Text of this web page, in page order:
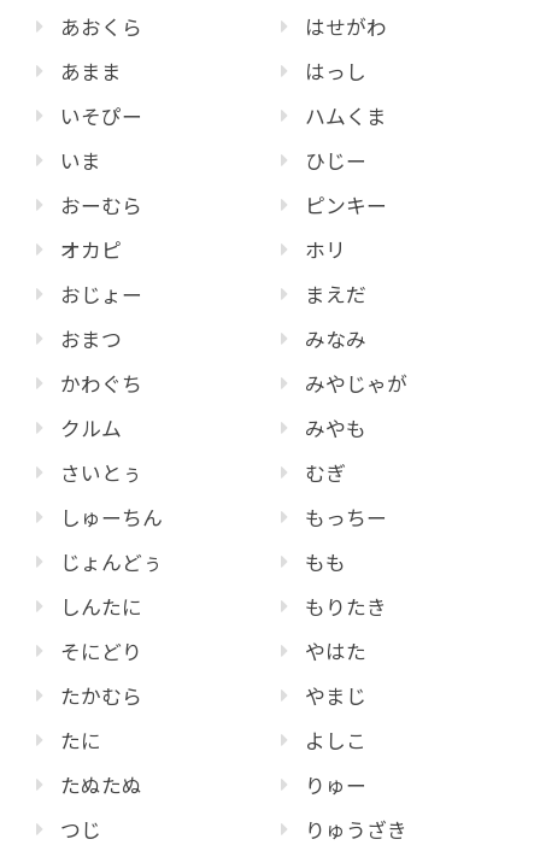
あおくら
あまま
いそぴー
いま
おーむら
オカピ
おじょー
おまつ
かわぐち
クルム
さいとぅ
しゅーちん
じょんどぅ
しんたに
そにどり
たかむら
たに
たぬたぬ
つじ
はせがわ
はっし
ハムくま
ひじー
ピンキー
ホリ
まえだ
みなみ
みやじゃが
みやも
むぎ
もっちー
もも
もりたき
やはた
やまじ
よしこ
りゅー
りゅうざき